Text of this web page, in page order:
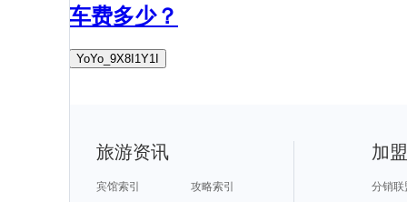
车费多少？
YoYo_9X8I1Y1I
旅游资讯
宾馆索引
攻略索引
加
分销联